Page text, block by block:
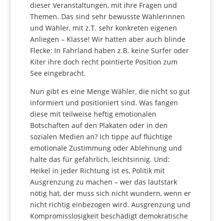
dieser Veranstaltungen, mit ihre Fragen und
Themen. Das sind sehr bewusste Wählerinnen
und Wähler, mit z.T. sehr konkreten eigenen
Anliegen – Klasse! Wir hatten aber auch blinde
Flecke: In Fahrland haben z.B. keine Surfer oder
Kiter ihre doch recht pointierte Position zum
See eingebracht.
Nun gibt es eine Menge Wähler, die nicht so gut
informiert und positioniert sind. Was fangen
diese mit teilweise heftig emotionalen
Botschaften auf den Plakaten oder in den
sozialen Medien an? Ich tippe auf flüchtige
emotionale Zustimmung oder Ablehnung und
halte das für gefährlich, leichtsinnig. Und:
Heikel in jeder Richtung ist es, Politik mit
Ausgrenzung zu machen – wer das lautstark
nötig hat, der muss sich nicht wundern, wenn er
nicht richtig einbezogen wird. Ausgrenzung und
Kompromisslosigkeit beschädigt demokratische